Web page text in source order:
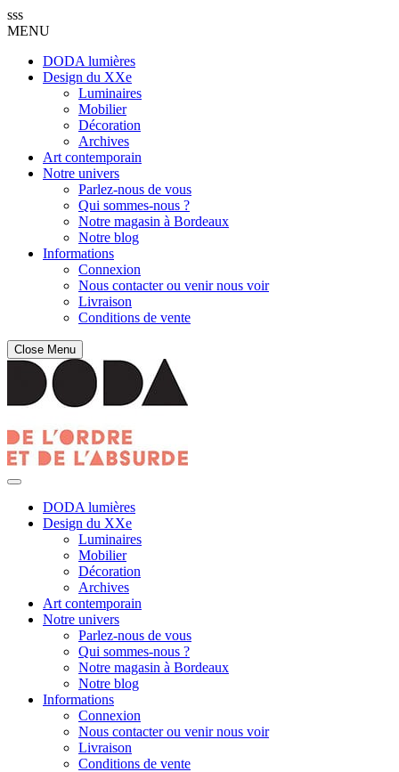
sss
MENU
DODA lumières
Design du XXe
Luminaires
Mobilier
Décoration
Archives
Art contemporain
Notre univers
Parlez-nous de vous
Qui sommes-nous ?
Notre magasin à Bordeaux
Notre blog
Informations
Connexion
Nous contacter ou venir nous voir
Livraison
Conditions de vente
Close Menu
DODA lumières
Design du XXe
Luminaires
Mobilier
Décoration
Archives
Art contemporain
Notre univers
Parlez-nous de vous
Qui sommes-nous ?
Notre magasin à Bordeaux
Notre blog
Informations
Connexion
Nous contacter ou venir nous voir
Livraison
Conditions de vente